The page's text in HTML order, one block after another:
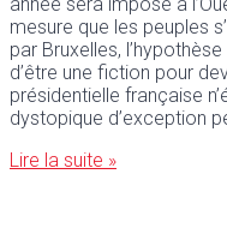
année sera imposé à
mesure que les peuples
par Bruxelles,
d’être une fiction pour
présidentielle française
dystopique d’exception
Lire la suite »